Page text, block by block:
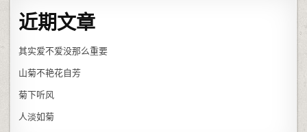
近期文章
其实爱不爱没那么重要
山菊不艳花自芳
菊下听风
人淡如菊